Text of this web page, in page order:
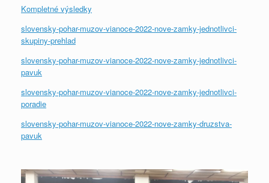
Kompletné výsledky
slovensky-pohar-muzov-vianoce-2022-nove-zamky-jednotlivci-
skupiny-prehlad
slovensky-pohar-muzov-vianoce-2022-nove-zamky-jednotlivci-
pavuk
slovensky-pohar-muzov-vianoce-2022-nove-zamky-jednotlivci-
poradie
slovensky-pohar-muzov-vianoce-2022-nove-zamky-druzstva-
pavuk